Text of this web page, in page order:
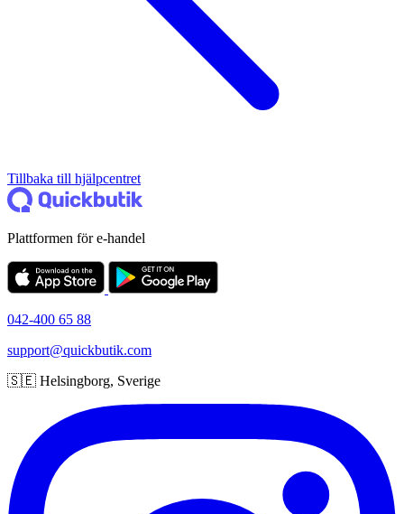
Tillbaka till hjälpcentret
Plattformen för e-handel
042-400 65 88
support@quickbutik.com
🇸🇪 Helsingborg, Sverige